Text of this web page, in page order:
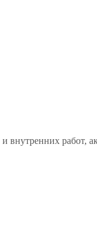
внутренних работ,